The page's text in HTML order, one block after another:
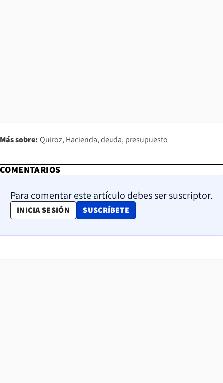
Más sobre: Quiroz Hacienda deuda presupuesto
COMENTARIOS
Para comentar este artículo debes ser suscriptor.
INICIA SESIÓN SUSCRÍBETE
OPENS IN NEW WINDOW